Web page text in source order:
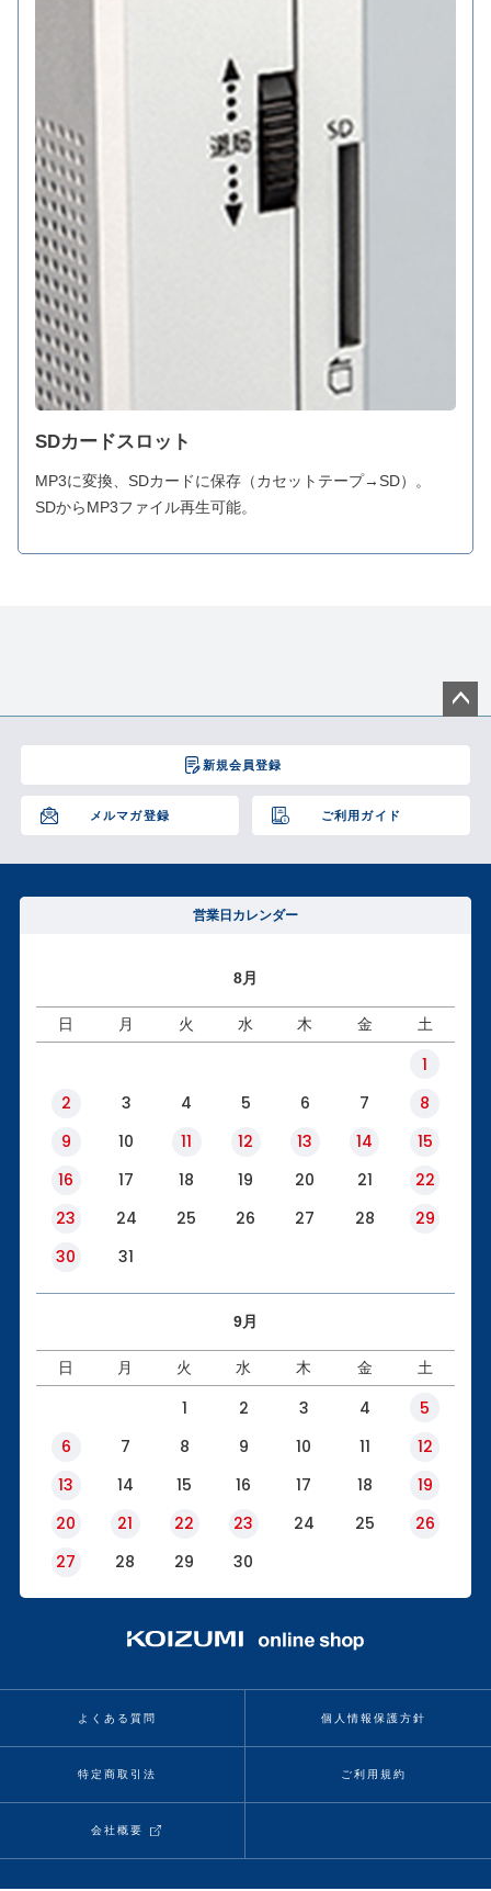
SDカードスロット
MP3に変換、SDカードに保存（カセットテープ→SD）。
SDからMP3ファイル再生可能。
新規会員登録
メルマガ登録 ご利用ガイド
ジト
へ
営業日カレンダー
8月
日 月 火 水 木 金 土
1
2
3 4 5 6 7
8
9
10 11 12 13 14
15
16
17 18 19 20 21
22
23
24 25 26 27 28
29
30
31
9月
日 月 火 水 木 金 土
1 2 3 4
5
6
7 8 9 10 11
12
13
14 15 16 17 18
19
20
21 22 23 24 25
26
27
28 29 30
よくある質問 個人情報保護方針
特定商取引法 ご利用規約
会社概要